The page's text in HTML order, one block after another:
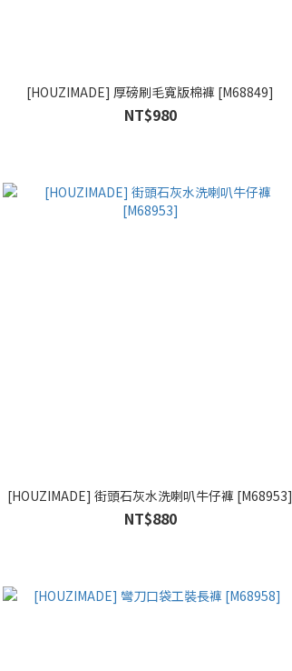
[HOUZIMADE] 厚磅刷毛寬版棉褲 [M68849]
NT$980
[HOUZIMADE] 街頭石灰水洗喇叭牛仔褲 [M68953]
NT$880